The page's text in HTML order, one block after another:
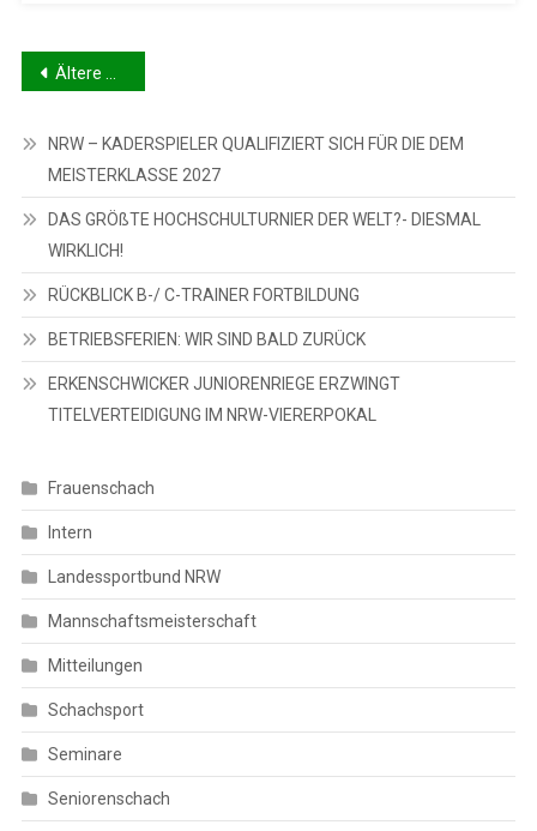
Beitragsnavigation
Ältere Beiträge
NRW – KADERSPIELER QUALIFIZIERT SICH FÜR DIE DEM
MEISTERKLASSE 2027
DAS GRÖßTE HOCHSCHULTURNIER DER WELT?- DIESMAL
WIRKLICH!
RÜCKBLICK B-/ C-TRAINER FORTBILDUNG
BETRIEBSFERIEN: WIR SIND BALD ZURÜCK
ERKENSCHWICKER JUNIORENRIEGE ERZWINGT
TITELVERTEIDIGUNG IM NRW-VIERERPOKAL
Frauenschach
Intern
Landessportbund NRW
Mannschaftsmeisterschaft
Mitteilungen
Schachsport
Seminare
Seniorenschach